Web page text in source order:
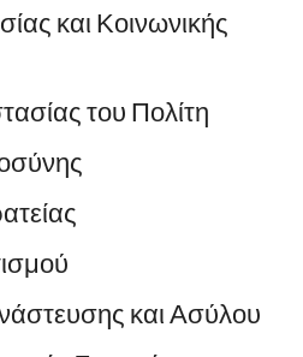
και Κοινωνικής
του Πολίτη
και Ασύλου